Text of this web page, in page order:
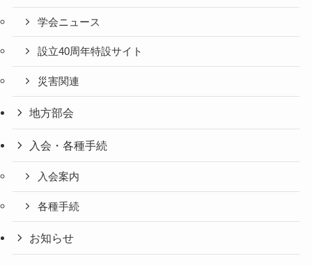
学会ニュース
設立40周年特設サイト
災害関連
地方部会
入会・各種手続
入会案内
各種手続
お知らせ